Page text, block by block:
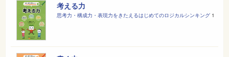
考える力
思考力・構成力・表現力をきたえるはじめてのロジカルシンキング 1